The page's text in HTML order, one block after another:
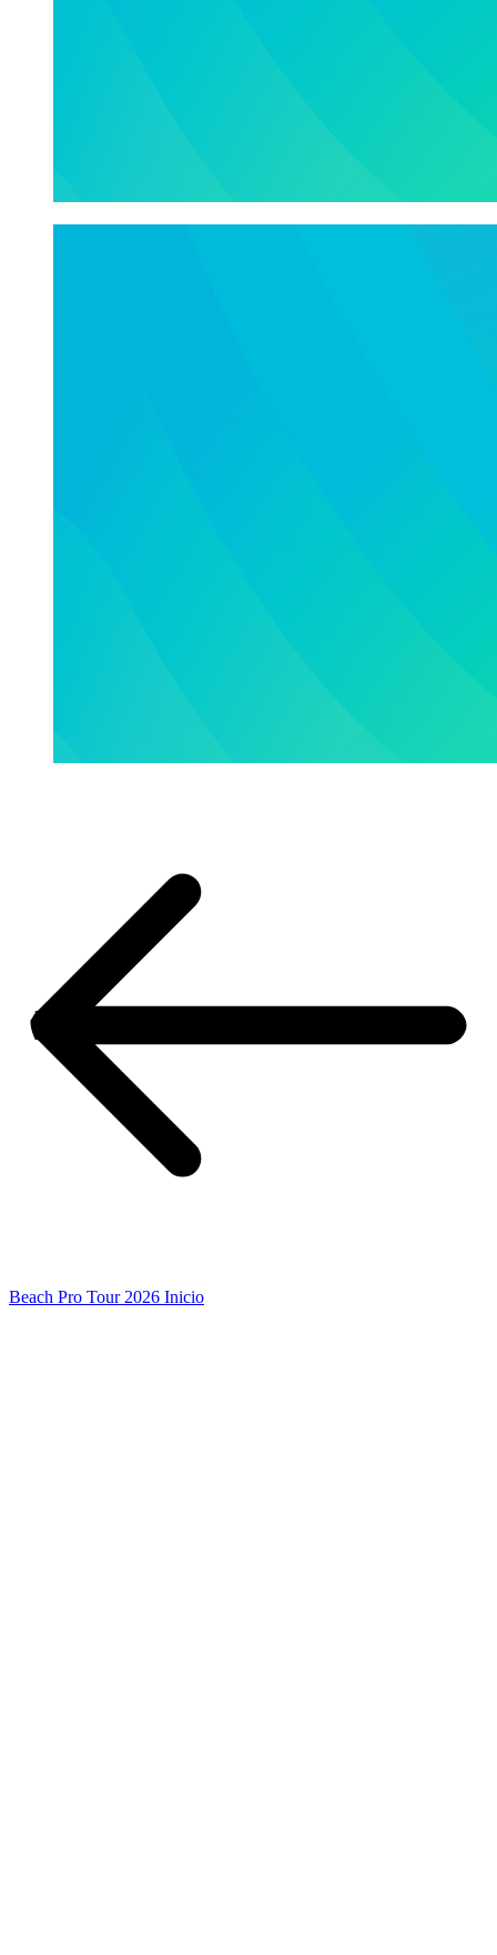
Beach Pro Tour 2026 Inicio